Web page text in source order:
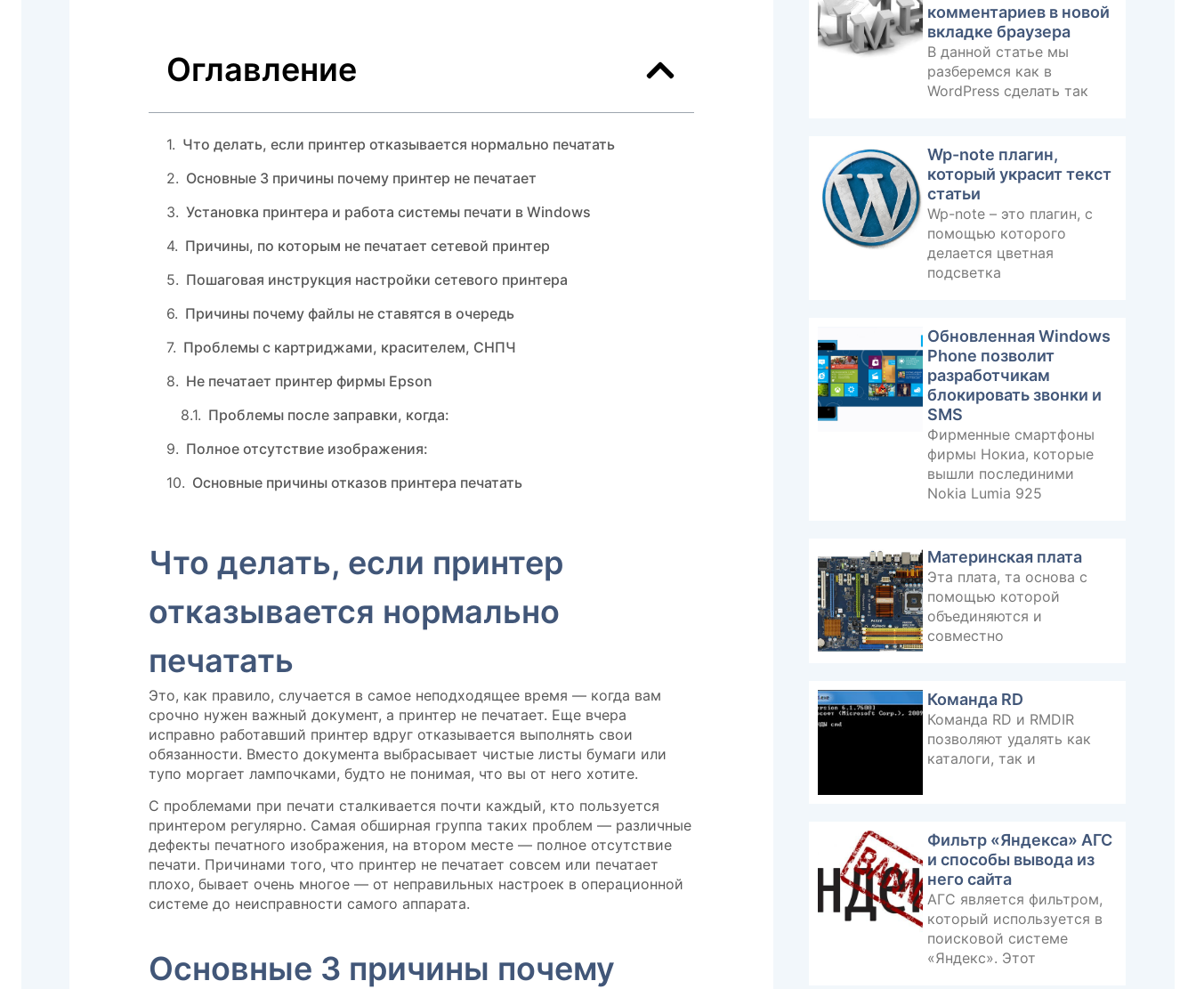
Оглавление
Что делать, если принтер отказывается нормально печатать
Основные 3 причины почему принтер не печатает
Установка принтера и работа системы печати в Windows
Причины, по которым не печатает сетевой принтер
Пошаговая инструкция настройки сетевого принтера
Причины почему файлы не ставятся в очередь
Проблемы с картриджами, красителем, СНПЧ
Не печатает принтер фирмы Epson
Проблемы после заправки, когда:
Полное отсутствие изображения:
Основные причины отказов принтера печатать
Что делать, если принтер
отказывается нормально
печатать
Это, как правило, случается в самое неподходящее время — когда вам
срочно нужен важный документ, а принтер не печатает. Еще вчера
исправно работавший принтер вдруг отказывается выполнять свои
обязанности. Вместо документа выбрасывает чистые листы бумаги или
тупо моргает лампочками, будто не понимая, что вы от него хотите.
С проблемами при печати сталкивается почти каждый, кто пользуется
принтером регулярно. Самая обширная группа таких проблем — различные
дефекты печатного изображения, на втором месте — полное отсутствие
печати. Причинами того, что принтер не печатает совсем или печатает
плохо, бывает очень многое — от неправильных настроек в операционной
системе до неисправности самого аппарата.
Основные 3 причины почему
комментариев в новой
вкладке браузера
В данной статье мы
разберемся как в
WordPress сделать так
Wp-note плагин,
который украсит текст
статьи
Wp-note – это плагин, с
помощью которого
делается цветная
подсветка
Обновленная Windows
Phone позволит
разработчикам
блокировать звонки и
SMS
Фирменные смартфоны
фирмы Нокиа, которые
вышли послединими
Nokia Lumia 925
Материнская плата
Эта плата, та основа с
помощью которой
объединяются и
совместно
Команда RD
Команда RD и RMDIR
позволяют удалять как
каталоги, так и
Фильтр «Яндекса» АГС
и способы вывода из
него сайта
АГС является фильтром,
который используется в
поисковой системе
«Яндекс». Этот